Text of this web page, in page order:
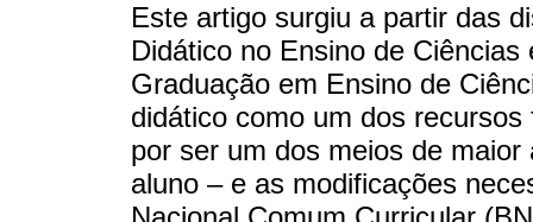
Este artigo surgiu a partir das
Didático no Ensino de
Graduação em Ensino de
didático como um dos
por ser um dos meios de
aluno – e as modificações